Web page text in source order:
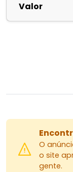
Valor
O
o site
gente.